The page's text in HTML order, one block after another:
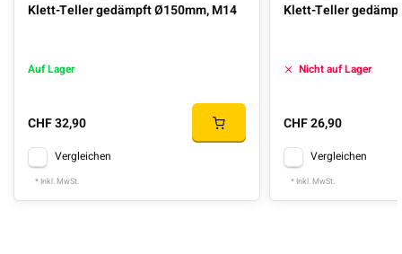
Klett-Teller gedämpft Ø150mm, M14
Auf Lager
CHF 32,90
Vergleichen
* Inkl. MwSt.
Klett-Teller
Nicht auf Lager
CHF 26,90
Vergleichen
* Inkl. MwSt.